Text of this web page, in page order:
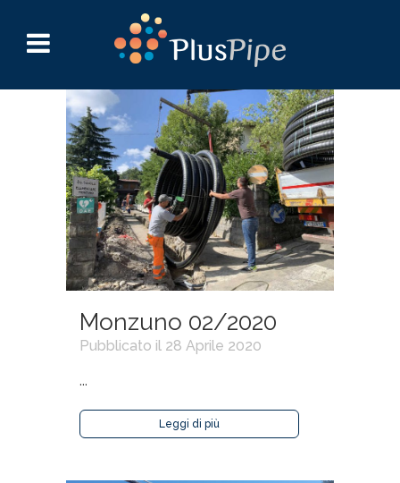
Monzuno 02/2020
Pubblicato il 28 Aprile 2020
...
Leggi di più